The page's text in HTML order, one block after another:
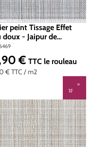
peint Tissage Effet
doux - Jaipur de
| Réf. MC-26469
€TTC / m2
régulier :
€ TTC le rouleau